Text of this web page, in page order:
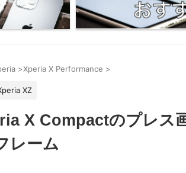
>Xperia X Performance >
XZ
X Compactのプレス
レーム